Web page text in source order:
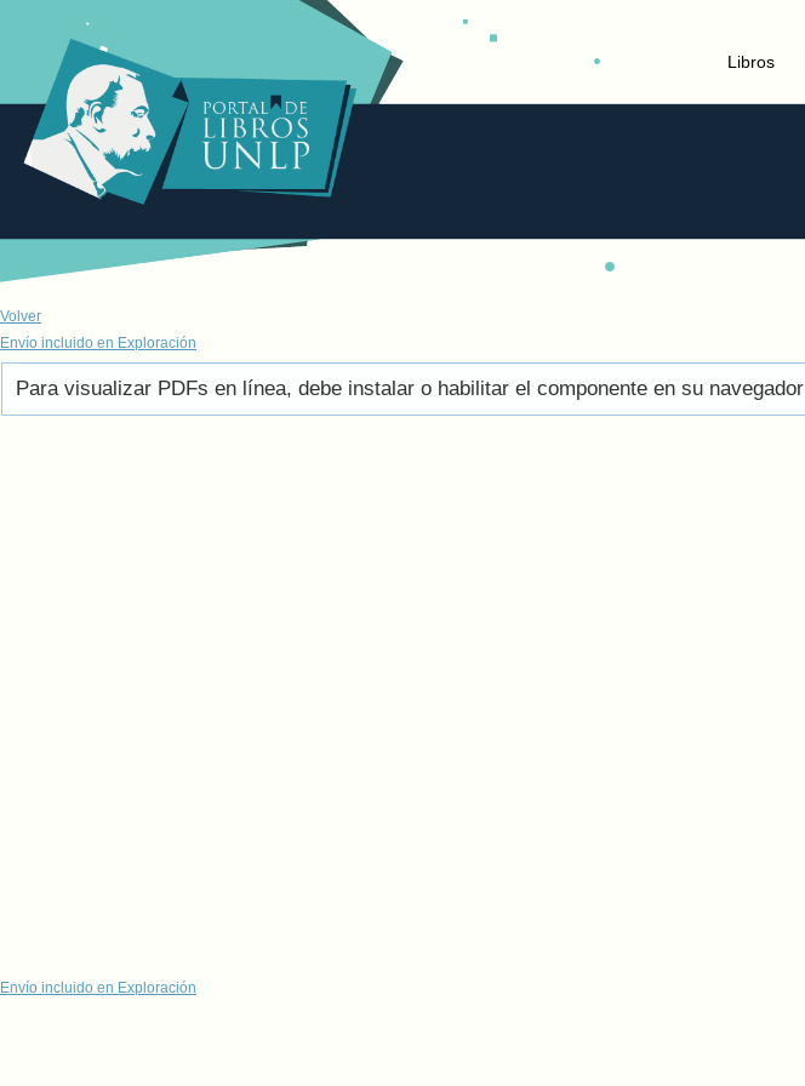
Libros
Volver
Envío incluido en Exploración
Para visualizar PDFs en línea, debe instalar o habilitar el componente en su navegador
Envío incluido en Exploración